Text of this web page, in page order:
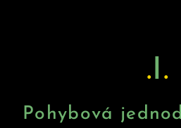
.I.
Pohybová